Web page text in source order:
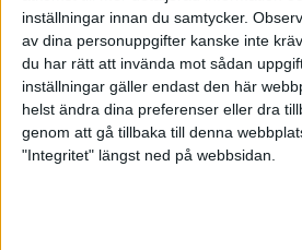
inställningar innan du samtycker.
av dina personuppgifter kanske inte
du har rätt att invända mot sådan
inställningar gäller endast den här
helst ändra dina preferenser eller dra
genom att gå tillbaka till denna
"Integritet" längst ned på webbsidan.